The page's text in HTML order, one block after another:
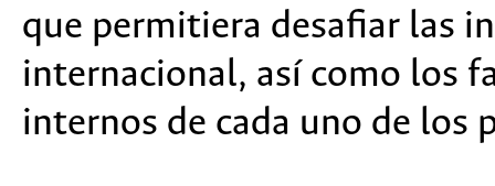
que permitiera desafiar las
internacional, así como los
internos de cada uno de los